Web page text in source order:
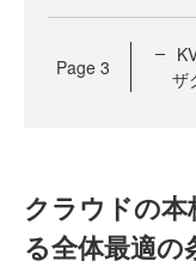
Page 3
ザ
クラウドの
る全体最適の